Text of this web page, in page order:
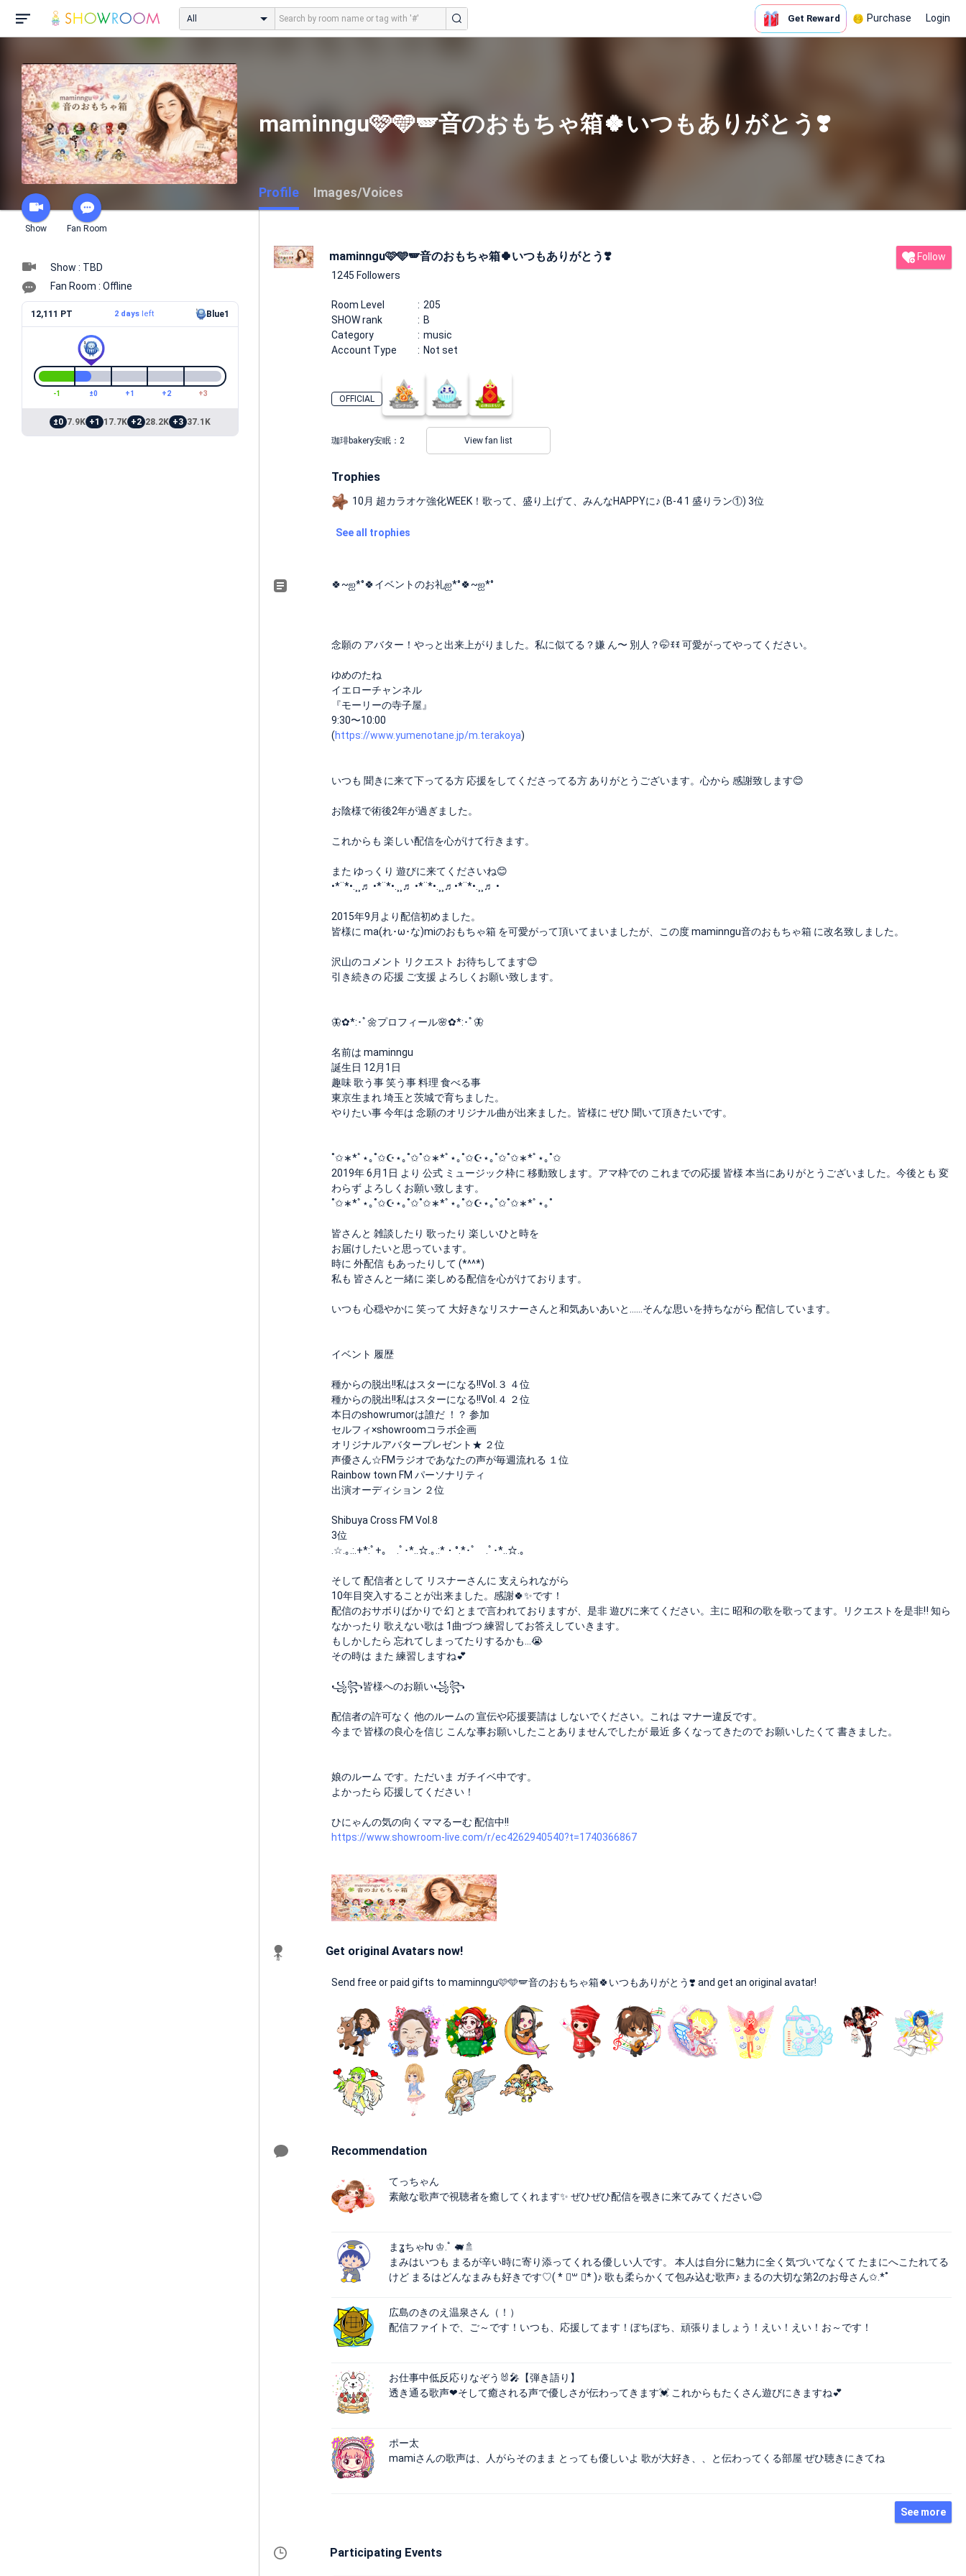
All Get Reward Purchase Login
Show Fan Room
maminngu🩷🩵🪽音のおもちゃ箱🍀いつもありがとう❣️
Profile Images/Voices
Show : TBD
Fan Room : Offline
12,111 PT 2 days left Blue1
-1 ±0 +1 +2 +3
±0 7.9K +1 17.7K +2 28.2K +3 37.1K
maminngu🩷🩵🪽音のおもちゃ箱🍀いつもありがとう❣️
1245 Followers
Follow
Room Level
205
SHOW rank
B
Category
music
Account Type
Not set
OFFICIAL
珈琲bakery安眠： 2 View fan list
Trophies
10月 超カラオケ強化WEEK！歌って、盛り上げて、みんなHAPPYに♪ (B-4 1 盛りラン①) 3位
See all trophies
🍀~ஐ*°🍀イベントのお礼ஐ*°🍀~ஐ*°
念願の アバター！やっと出来上がりました。私に似てる？嫌 ん〜 別人？🤭ꉂꉂ 可愛がってやってください。
ゆめのたね
イエローチャンネル
『モーリーの寺子屋』
9:30〜10:00
(https://www.yumenotane.jp/m.terakoya)
いつも 聞きに来て下ってる方 応援をしてくださってる方 ありがとうございます。心から 感謝致します😊
お陰様で術後2年が過ぎました。
これからも 楽しい配信を心がけて行きます。
また ゆっくり 遊びに来てくださいね😊
•*¨*•.¸¸♬︎ •*¨*•.¸¸♬︎ •*¨*•.¸¸♬︎•*¨*•.¸¸♬︎ •
2015年9月より配信初めました。
皆様に ma(れ･ω･な)miのおもちゃ箱 を可愛がって頂いてまいましたが、この度 maminngu音のおもちゃ箱 に改名致しました。
沢山のコメント リクエスト お待ちしてます😊
引き続きの 応援 ご支援 よろしくお願い致します。
🦋✿*:･ﾟ🌼プロフィール🌸✿*:･ﾟ🦋
名前は maminngu
誕生日 12月1日
趣味 歌う事 笑う事 料理 食べる事
東京生まれ 埼玉と茨城で育ちました。
やりたい事 今年は 念願のオリジナル曲が出来ました。皆様に ぜひ 聞いて頂きたいです。
˚✩∗*ﾟ⋆｡˚✩☪︎⋆｡˚✩˚✩∗*ﾟ⋆｡˚✩☪︎⋆｡˚✩˚✩∗*ﾟ⋆｡˚✩
2019年 6月1日 より 公式 ミュージック枠に 移動致します。アマ枠での これまでの応援 皆様 本当にありがとうございました。今後とも 変
わらず よろしくお願い致します。
˚✩∗*ﾟ⋆｡˚✩☪︎⋆｡˚✩˚✩∗*ﾟ⋆｡˚✩☪︎⋆｡˚✩˚✩∗*ﾟ⋆｡˚
皆さんと 雑談したり 歌ったり 楽しいひと時を
お届けしたいと思っています。
時に 外配信 もあったりして (*^^*)
私も 皆さんと一緒に 楽しめる配信を心がけております。
いつも 心穏やかに 笑って 大好きなリスナーさんと和気あいあいと……そんな思いを持ちながら 配信しています。
イベント 履歴
種からの脱出!!私はスターになる!!Vol.３ ４位
種からの脱出!!私はスターになる!!Vol.４ ２位
本日のshowrumorは誰だ ！？ 参加
セルフィ×showroomコラボ企画
オリジナルアバタープレゼント★ ２位
声優さん☆FMラジオであなたの声が毎週流れる １位
Rainbow town FM パーソナリティ
出演オーディション ２位
Shibuya Cross FM Vol.8
3位
.☆.｡.:.+*:ﾟ+｡ .ﾟ･*..☆.｡.:*・°.*･ﾟ .ﾟ･*..☆.｡
そして 配信者として リスナーさんに 支えられながら
10年目突入することが出来ました。感謝🍀✨️です！
配信のおサボりばかりで 幻 とまで言われておりますが、是非 遊びに来てください。主に 昭和の歌を歌ってます。リクエストを是非‼️ 知ら
なかったり 歌えない歌は 1曲づつ 練習してお答えしていきます。
もしかしたら 忘れてしまってたりするかも…😭
その時は また 練習しますね💕︎
꧁꧂皆様へのお願い꧁꧂
配信者の許可なく 他のルームの 宣伝や応援要請は しないでください。これは マナー違反です。
今まで 皆様の良心を信じ こんな事お願いしたことありませんでしたが 最近 多くなってきたので お願いしたくて 書きました。
娘のルーム です。ただいま ガチイベ中です。
よかったら 応援してください！
ひにゃんの気の向くママるーむ 配信中!!
https://www.showroom-live.com/r/ec4262940540?t=1740366867
Get original Avatars now!
Send free or paid gifts to maminngu🩷🩵🪽音のおもちゃ箱🍀いつもありがとう❣️ and get an original avatar!
Recommendation
てっちゃん
素敵な歌声で視聴者を癒してくれます✨ ぜひぜひ配信を覗きに来てみてください😊
まʓちゃƕ ♔.ﾟ 🐖🚿
まみはいつも まるが辛い時に寄り添ってくれる優しい人です。 本人は自分に魅力に全く気づいてなくて たまにへこたれてる
けど まるはどんなまみも好きです♡( * ॑꒳ ॑* )♪ 歌も柔らかくて包み込む歌声♪ まるの大切な第2のお母さん✩.*˚
広島のきのえ温泉さん（！）
配信ファイトで、ご～です！いつも、応援してます！ぼちぼち、頑張りましょう！えい！えい！お～です！
お仕事中低反応りなぞう🐰🎤【弾き語り】
透き通る歌声❤そして癒される声で優しさが伝わってきます💓‪ これからもたくさん遊びにきますね💕
ポー太
mamiさんの歌声は、人がらそのまま とっても優しいよ 歌が大好き、、と伝わってくる部屋 ぜひ聴きにきてね
See more
Participating Events